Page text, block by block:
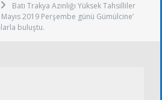
Batı Trakya Azınlığı Yüksek Tahsilliler
2019 Perşembe günü Gümülcine’
buluştu.